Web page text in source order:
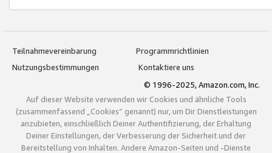
Teilnahmevereinbarung
Programmrichtlinien
Nutzungsbestimmungen
Kontaktiere uns
© 1996-2025, Amazon.com, Inc.
Auf dieser Website verwenden wir Cookies und ähnliche Tools
(zusammenfassend „Cookies“ genannt) nur, um Dir Dienstleistungen
anzubieten, einschließlich Deiner Authentifizierung, der Erhaltung
Deiner Einstellungen, der Verbesserung der Sicherheit und der
Bereitstellung von Inhalten. Andere Amazon-Seiten und -Dienste